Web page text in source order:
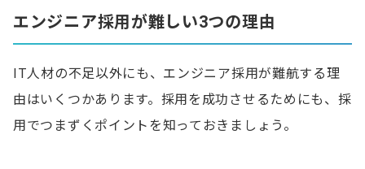
エンジニア採用が難しい3つの理由
IT人材の不足以外にも、エンジニア採用が難航する理
由はいくつかあります。採用を成功させるためにも、採
用でつまずくポイントを知っておきましょう。